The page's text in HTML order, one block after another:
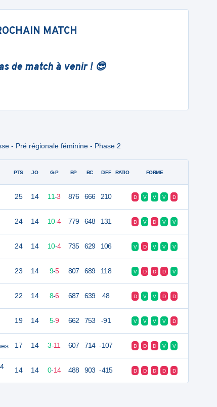
MATCH
de match à venir ! 😎
- Pré régionale féminine - Phase 2
PTS JO G-P BP BC DIFF RATIO FORME
25 14 11-3 876 666 210 D V V V D
24 14 10-4 779 648 131 D V D V V
24 14 10-4 735 629 106 V D V V V
23 14 9-5 807 689 118 V D D D V
22 14 8-6 687 639 48 D V V D D
19 14 5-9 662 753 -91 V V V V D
17 14 3-11 607 714 -107 D D D V V
14 14 0-14 488 903 -415 D D D D D